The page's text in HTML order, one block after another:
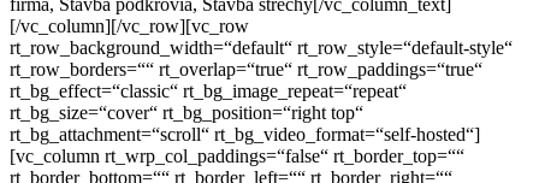
[/vc_column][/vc_row][vc_row
rt_row_background_width=“default“ rt_row_style=“default-style“
rt_row_borders=““ rt_overlap=“true“ rt_row_paddings=“true“
rt_bg_effect=“classic“ rt_bg_image_repeat=“repeat“
rt_bg_size=“cover“ rt_bg_position=“right top“
rt_bg_attachment=“scroll“ rt_bg_video_format=“self-hosted“]
[vc_column rt_wrp_col_paddings=“false“ rt_border_top=““
rt_border_bottom=““ rt_border_left=““ rt_border_right=““